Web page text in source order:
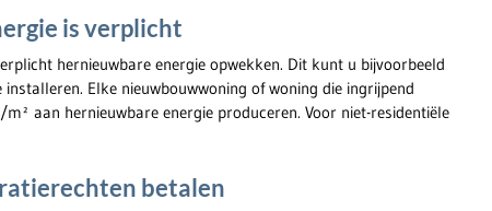
is verplicht
hernieuwbare energie opwekken. Dit kunt u bijvoorbeeld
Elke nieuwbouwwoning of woning die ingrijpend
aan hernieuwbare energie produceren. Voor niet-residentiële
betalen